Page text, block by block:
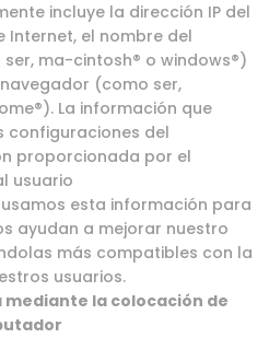
incluye la dirección IP del
Internet, el nombre del
ma-cintosh® o windows®)
(como ser,
La información que
configuraciones del
proporcionada por el
usuario
esta información para
ayudan a mejorar nuestro
más compatibles con la
usuarios.
la colocación de